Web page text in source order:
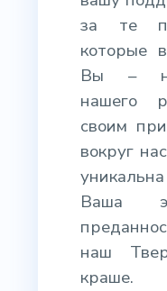
за те
которые
Вы –
нашего
своим
вокруг
Ваша
наш
краше.